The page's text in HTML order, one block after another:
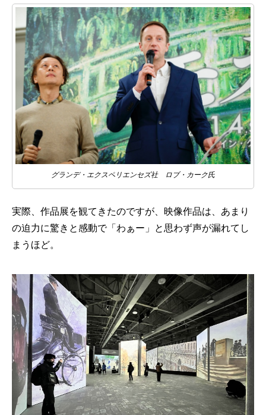
グランデ・エクスペリエンセズ社 ロブ・カーク氏
実際、作品展を観てきたのですが、映像作品は、あまり
の迫力に驚きと感動で「わぁー」と思わず声が漏れてし
まうほど。